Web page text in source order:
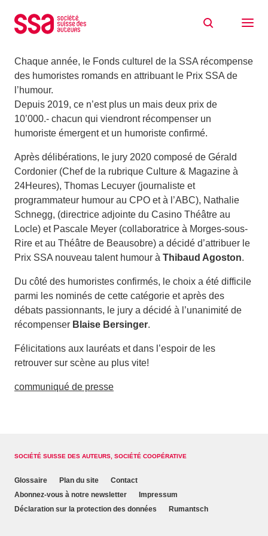
Chaque année, le Fonds culturel de la SSA récompense
des humoristes romands en attribuant le Prix SSA de
l’humour.
Depuis 2019, ce n’est plus un mais deux prix de
10’000.- chacun qui viendront récompenser un
humoriste émergent et un humoriste confirmé.
Après délibérations, le jury 2020 composé de Gérald
Cordonier (Chef de la rubrique Culture & Magazine à
24Heures), Thomas Lecuyer (journaliste et
programmateur humour au CPO et à l’ABC), Nathalie
Schnegg, (directrice adjointe du Casino Théâtre au
Locle) et Pascale Meyer (collaboratrice à Morges-sous-
Rire et au Théâtre de Beausobre) a décidé d’attribuer le
Prix SSA nouveau talent humour à Thibaud Agoston.
Du côté des humoristes confirmés, le choix a été difficile
parmi les nominés de cette catégorie et après des
débats passionnants, le jury a décidé à l’unanimité de
récompenser Blaise Bersinger.
Félicitations aux lauréats et dans l’espoir de les
retrouver sur scène au plus vite!
communiqué de presse
SOCIÉTÉ SUISSE DES AUTEURS, SOCIÉTÉ COOPÉRATIVE
Glossaire Plan du site
Contact
Abonnez-vous à notre newsletter
Impressum
Déclaration sur la protection des données
Rumantsch